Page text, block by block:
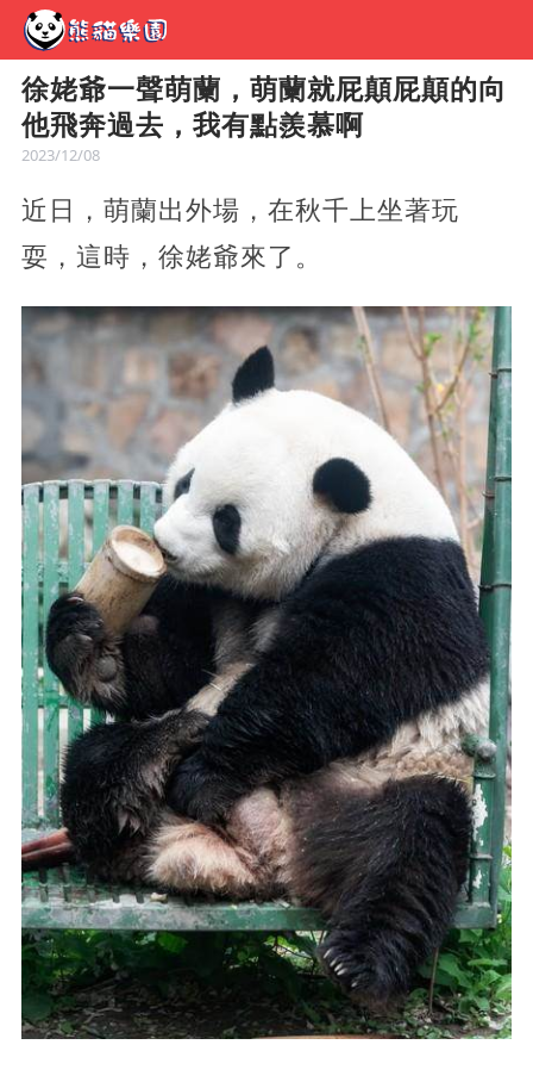
徐姥爺一聲萌蘭，萌蘭就屁顛屁顛的向
他飛奔過去，我有點羨慕啊
2023/12/08
近日，萌蘭出外場，在秋千上坐著玩
耍，這時，徐姥爺來了。